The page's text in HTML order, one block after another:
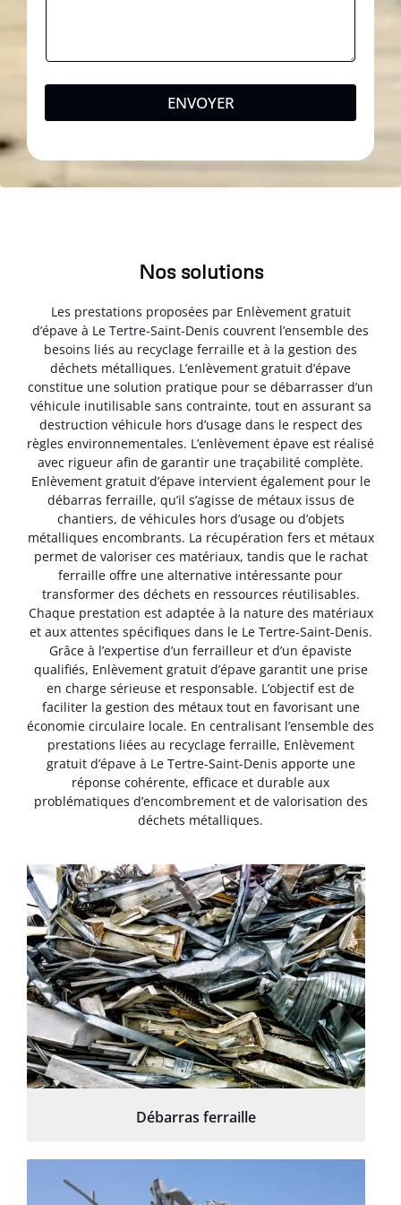
ENVOYER
Nos solutions
Les prestations proposées par Enlèvement gratuit
d’épave à Le Tertre-Saint-Denis couvrent l’ensemble des
besoins liés au recyclage ferraille et à la gestion des
déchets métalliques. L’enlèvement gratuit d’épave
constitue une solution pratique pour se débarrasser d’un
véhicule inutilisable sans contrainte, tout en assurant sa
destruction véhicule hors d’usage dans le respect des
règles environnementales. L’enlèvement épave est réalisé
avec rigueur afin de garantir une traçabilité complète.
Enlèvement gratuit d’épave intervient également pour le
débarras ferraille, qu’il s’agisse de métaux issus de
chantiers, de véhicules hors d’usage ou d’objets
métalliques encombrants. La récupération fers et métaux
permet de valoriser ces matériaux, tandis que le rachat
ferraille offre une alternative intéressante pour
transformer des déchets en ressources réutilisables.
Chaque prestation est adaptée à la nature des matériaux
et aux attentes spécifiques dans le Le Tertre-Saint-Denis.
Grâce à l’expertise d’un ferrailleur et d’un épaviste
qualifiés, Enlèvement gratuit d’épave garantit une prise
en charge sérieuse et responsable. L’objectif est de
faciliter la gestion des métaux tout en favorisant une
économie circulaire locale. En centralisant l’ensemble des
prestations liées au recyclage ferraille, Enlèvement
gratuit d’épave à Le Tertre-Saint-Denis apporte une
réponse cohérente, efficace et durable aux
problématiques d’encombrement et de valorisation des
déchets métalliques.
Débarras ferraille